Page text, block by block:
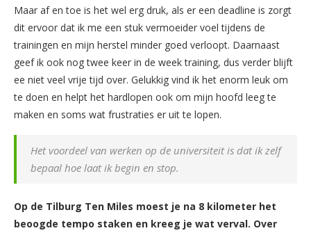
Maar af en toe is het wel erg druk, als er een deadline is zorgt
dit ervoor dat ik me een stuk vermoeider voel tijdens de
trainingen en mijn herstel minder goed verloopt. Daarnaast
geef ik ook nog twee keer in de week training, dus verder blijft
ee niet veel vrije tijd over. Gelukkig vind ik het enorm leuk om
te doen en helpt het hardlopen ook om mijn hoofd leeg te
maken en soms wat frustraties er uit te lopen.
Het voordeel van werken op de universiteit is dat ik zelf
bepaal hoe laat ik begin en stop.
Op de Tilburg Ten Miles moest je na 8 kilometer het
beoogde tempo staken en kreeg je wat verval. Over